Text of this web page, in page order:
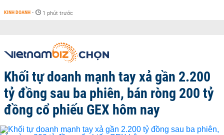
KINH DOANH - 1 phút trước
Khối tự doanh mạnh tay xả gần 2.200
tỷ đồng sau ba phiên, bán ròng 200 tỷ
đồng cổ phiếu GEX hôm nay